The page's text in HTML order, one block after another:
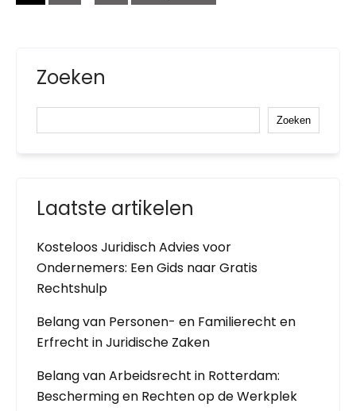
Zoeken
Zoeken
Laatste artikelen
Kosteloos Juridisch Advies voor
Ondernemers: Een Gids naar Gratis
Rechtshulp
Belang van Personen- en Familierecht en
Erfrecht in Juridische Zaken
Belang van Arbeidsrecht in Rotterdam:
Bescherming en Rechten op de Werkplek